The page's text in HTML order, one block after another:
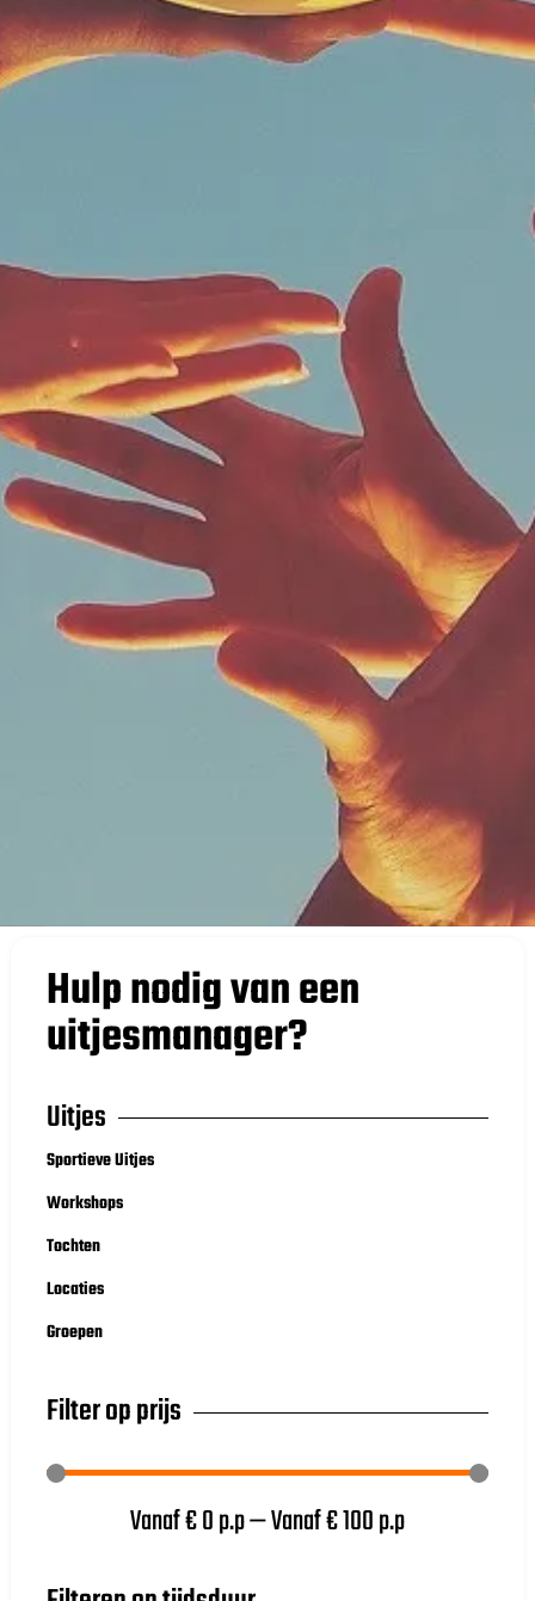
Hulp nodig van een
uitjesmanager?
Uitjes
Sportieve Uitjes
Workshops
Tochten
Locaties
Groepen
Filter op prijs
Vanaf €0p.p—Vanaf €100p.p